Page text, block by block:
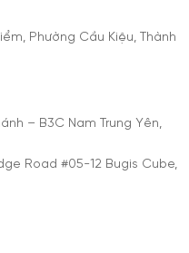
Phường Cầu Kiệu, Thành
– B3C Nam Trung Yên,
Road #05-12 Bugis Cube,